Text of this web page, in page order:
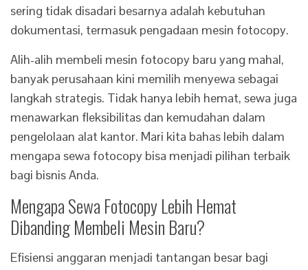
sering tidak disadari besarnya adalah kebutuhan
dokumentasi, termasuk pengadaan mesin fotocopy.
Alih-alih membeli mesin fotocopy baru yang mahal,
banyak perusahaan kini memilih menyewa sebagai
langkah strategis. Tidak hanya lebih hemat, sewa juga
menawarkan fleksibilitas dan kemudahan dalam
pengelolaan alat kantor. Mari kita bahas lebih dalam
mengapa sewa fotocopy bisa menjadi pilihan terbaik
bagi bisnis Anda.
Mengapa Sewa Fotocopy Lebih Hemat
Dibanding Membeli Mesin Baru?
Efisiensi anggaran menjadi tantangan besar bagi